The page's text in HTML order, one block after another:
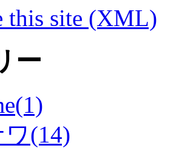
this site (XML)
ー
(14)